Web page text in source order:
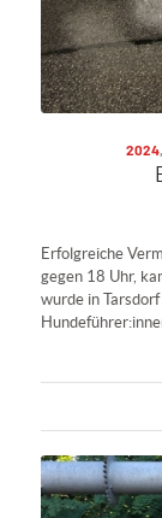
2024,
Erfolgreiche
gegen 18 Uhr,
wurde in